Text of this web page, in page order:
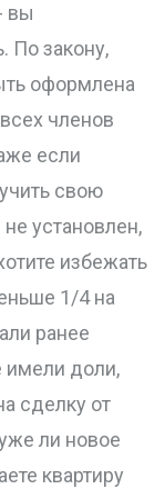
вы
По закону,
оформлена
членов
если
свою
установлен,
избежать
1/4 на
ранее
имели доли,
сделку от
ли новое
квартиру